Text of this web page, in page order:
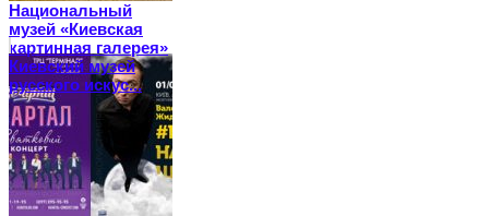
Национальный
музей «Киевская
картинная галерея»
Киевский музей
русского искус...